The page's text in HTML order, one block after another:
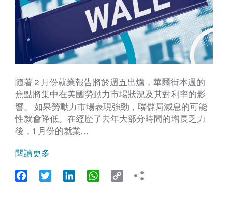
隨著 2 月份就業報告將於週五出爐，華爾街本週的
焦點將集中在美國勞動力市場狀況及其對利率的影
響。 如果勞動力市場表現強勁，聯儲局減息的可能
性就會降低。在經歷了去年大部分時間的增長乏力
後，1 月份的就業…
閱讀更多
FacebookTwitter LinkedIn WhatsApp
Copy